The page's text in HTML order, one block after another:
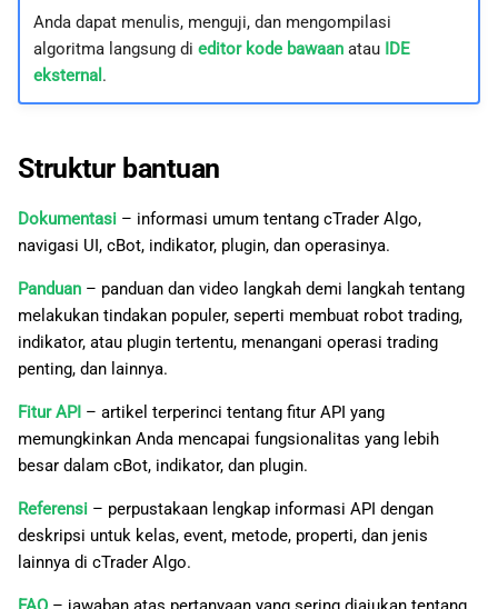
Anda dapat menulis, menguji, dan mengompilasi
algoritma langsung di editor kode bawaanatau IDE
eksternal .
Struktur bantuan
Dokumentasi – informasi umum tentang cTrader Algo,
navigasi UI, cBot, indikator, plugin, dan operasinya.
Panduan – panduan dan video langkah demi langkah tentang
melakukan tindakan populer, seperti membuat robot trading,
indikator, atau plugin tertentu, menangani operasi trading
penting, dan lainnya.
Fitur API – artikel terperinci tentang fitur API yang
memungkinkan Anda mencapai fungsionalitas yang lebih
besar dalam cBot, indikator, dan plugin.
Referensi – perpustakaan lengkap informasi API dengan
deskripsi untuk kelas, event, metode, properti, dan jenis
lainnya di cTrader Algo.